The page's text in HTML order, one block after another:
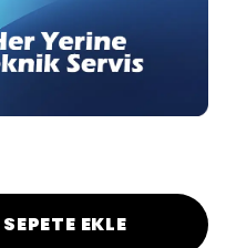
SEPETE EKLE